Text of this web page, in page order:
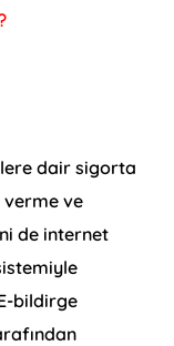
dair sigorta
verme ve
de internet
bildirge